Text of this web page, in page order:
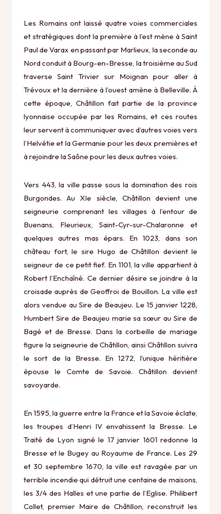
Les Romains ont laissé quatre voies commerciales
et stratégiques dont la première à l’est mène à Saint
Paul de Varax en passant par Marlieux, la seconde au
Nord conduit à Bourg-en-Bresse, la troisième au Sud
traverse Saint Trivier sur Moignan pour aller à
Trévoux et la dernière à l’ouest amène à Belleville. À
cette époque, Châtillon fait partie de la province
lyonnaise occupée par les Romains, et ces routes
leur servent à communiquer avec d’autres voies vers
l’Helvétie et la Germanie pour les deux premières et
à rejoindre la Saône pour les deux autres voies.
Vers 443, la ville passe sous la domination des rois
Burgondes. Au XIe siècle, Châtillon devient une
seigneurie comprenant les villages à l’entour de
Buenans, Fleurieux, Saint-Cyr-sur-Chalaronne et
quelques autres mas épars. En 1023, dans son
château fort, le sire Hugo de Châtillon devient le
seigneur de ce petit fief. En 1101, la ville appartient à
Robert l’Enchaîné. Ce dernier désire se joindre à la
croisade auprès de Geoffroi de Bouillon. La ville est
alors vendue au Sire de Beaujeu. Le 15 janvier 1228,
Humbert Sire de Beaujeu marie sa sœur au Sire de
Bagé et de Bresse. Dans la corbeille de mariage
figure la seigneurie de Châtillon, ainsi Châtillon suivra
le sort de la Bresse. En 1272, l’unique héritière
épouse le Comte de Savoie. Châtillon devient
savoyarde.
En 1595, la guerre entre la France et la Savoie éclate,
les troupes d’Henri IV envahissent la Bresse. Le
Traité de Lyon signé le 17 janvier 1601 redonne la
Bresse et le Bugey au Royaume de France. Les 29
et 30 septembre 1670, la ville est ravagée par un
terrible incendie qui détruit une centaine de maisons,
les 3/4 des Halles et une partie de l’Eglise. Philibert
Collet, premier Maire de Châtillon, reconstruit les